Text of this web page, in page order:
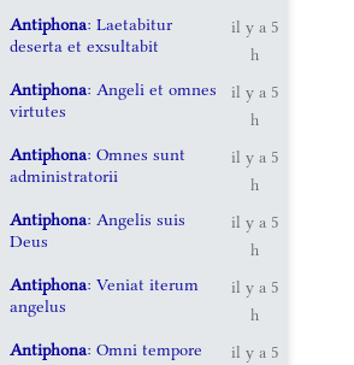
Antiphona: Laetabitur
deserta et exsultabit
il y a 5
h
Antiphona: Angeli et omnes
virtutes
il y a 5
h
Antiphona: Omnes sunt
administratorii
il y a 5
h
Antiphona: Angelis suis
Deus
il y a 5
h
Antiphona: Veniat iterum
angelus
il y a 5
h
Antiphona: Omni tempore
il y a 5